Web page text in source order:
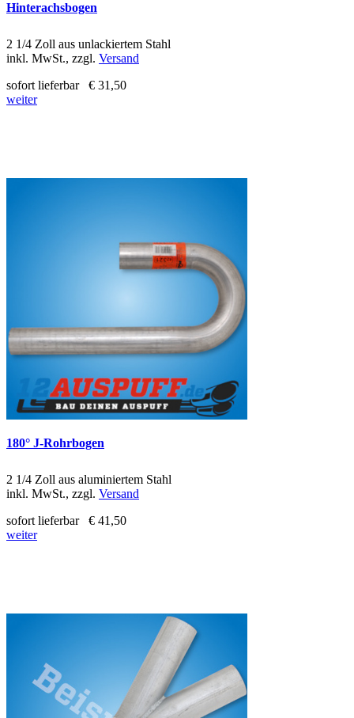
Hinterachsbogen
2 1/4 Zoll aus unlackiertem Stahl
inkl. MwSt., zzgl. Versand
sofort lieferbar
€ 31,50
weiter
180° J-Rohrbogen
2 1/4 Zoll aus aluminiertem Stahl
inkl. MwSt., zzgl. Versand
sofort lieferbar
€ 41,50
weiter